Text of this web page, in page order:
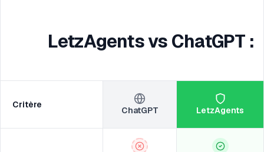
LetzAgents vs ChatGPT :
Critère
ChatGPT LetzAgents